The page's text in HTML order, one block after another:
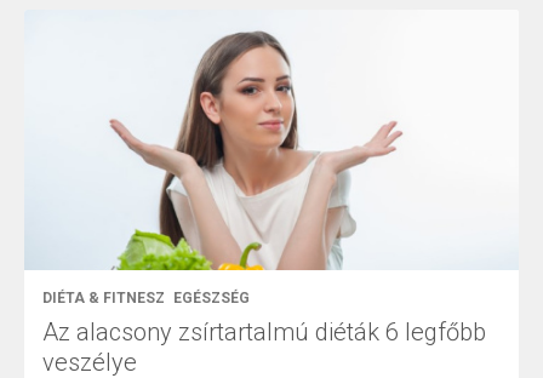
DIÉTA & FITNESZ EGÉSZSÉG
Az alacsony zsírtartalmú diéták 6 legfőbb
veszélye